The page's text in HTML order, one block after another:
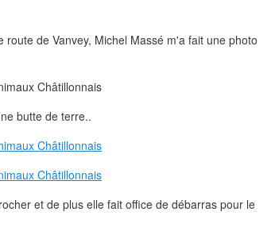
de Vanvey, Michel Massé m'a fait une photo
butte de terre..
et de plus elle fait office de débarras pour le